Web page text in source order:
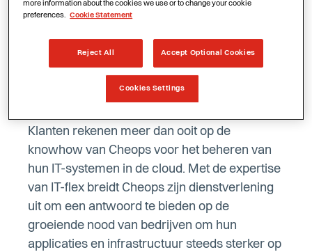
vraag naar een geïntegreerde
dienstverlening voor de cloud.
Betrouwbare partner voor de cloud
Klanten rekenen meer dan ooit op de
knowhow van Cheops voor het beheren van
hun IT-systemen in de cloud. Met de expertise
van IT-flex breidt Cheops zijn dienstverlening
uit om een antwoord te bieden op de
groeiende nood van bedrijven om hun
applicaties en infrastructuur steeds sterker op
more information about the cookies we use or to change your cookie
preferences. Cookie Statement
Reject All Accept Optional Cookies
Cookies Settings